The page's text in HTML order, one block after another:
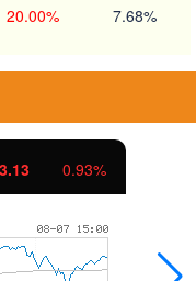
20.00% 7.68%
0.93%